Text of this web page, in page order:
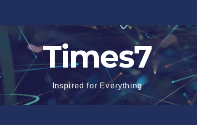
Times7
Inspired for Everything